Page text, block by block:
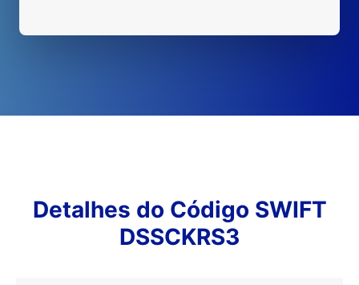
Detalhes do Código SWIFT
DSSCKRS3